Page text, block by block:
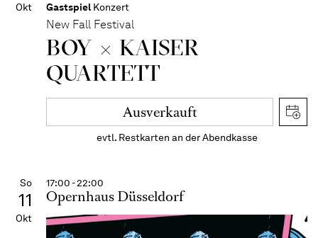
Okt Gastspiel Konzert
New Fall Festival
BOY × KAISER
QUARTETT
Ausverkauft
evtl. Restkarten an der Abendkasse
So
11
Okt
17:00 - 22:00
Opernhaus Düsseldorf